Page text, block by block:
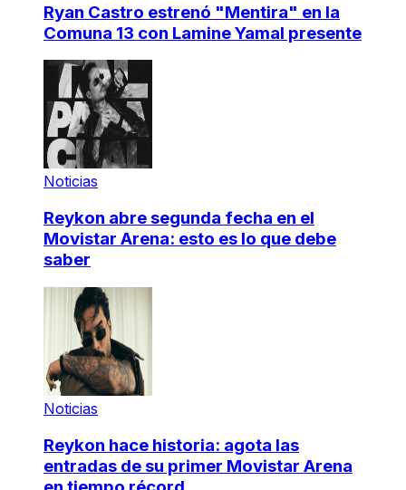
Ryan Castro estrenó "Mentira" en la
Comuna 13 con Lamine Yamal presente
Noticias
Reykon abre segunda fecha en el
Movistar Arena: esto es lo que debe
saber
Noticias
Reykon hace historia: agota las
entradas de su primer Movistar Arena